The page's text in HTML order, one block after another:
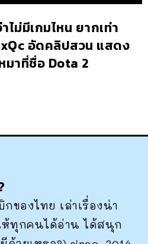
ม่มีเกมไหน ยากเท่า
อัดคลิปสวน แสดง
มาที่ชื่อ Dota 2
ของไทย เล่าเรื่องน่า
ทุกคนได้อ่าน ได้สนุก